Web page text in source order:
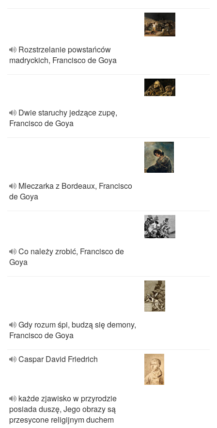
Rozstrzelanie powstańców
madryckich, Francisco de Goya
Dwie staruchy jedzące zupę,
Francisco de Goya
Mleczarka z Bordeaux, Francisco
de Goya
Co należy zrobić, Francisco de
Goya
Gdy rozum śpi, budzą się demony,
Francisco de Goya
Caspar David Friedrich
każde zjawisko w przyrodzie
posiada duszę, Jego obrazy są
przesycone religijnym duchem